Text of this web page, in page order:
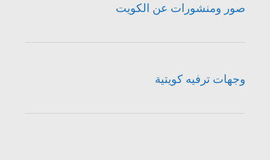
صور ومنشورات عن الكويت
وجهات ترفيه كويتية